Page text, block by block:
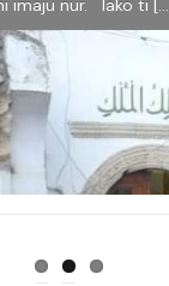
nur. Iako ti […]